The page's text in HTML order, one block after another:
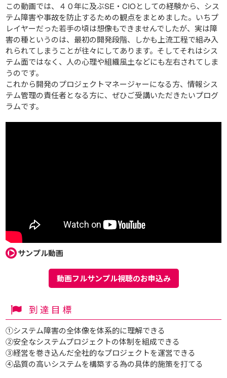
サンプル動画
動画フルサンプル視聴のお申込み
この動画では、４０年に及ぶSE・CIOとしての経験から、シス
テム障害や事故を防止するための観点をまとめました。いちプ
レイヤーだった若手の頃は想像もできませんでしたが、実は障
害の種というのは、最初の開発段階、しかも上流工程で組み入
れられてしまうことが往々にしてあります。そしてそれはシス
テム面ではなく、人の心理や組織風土などにも左右されてしま
うのです。
これから開発のプロジェクトマネージャーになる方、情報シス
テム管理の責任者となる方に、ぜひご受講いただきたいプログ
ラムです。
到達目標
①システム障害の全体像を体系的に理解できる
②安全なシステムプロジェクトの体制を組成できる
③経営を巻き込んだ全社的なプロジェクトを運営できる
④品質の高いシステムを構築する為の具体的施策を打てる